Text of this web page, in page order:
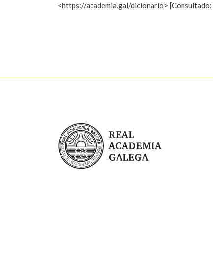
Observación Hai un erro na palabra
Comentario
<https://academia.gal/dicionario> [Consultado:
Real Academia Galega